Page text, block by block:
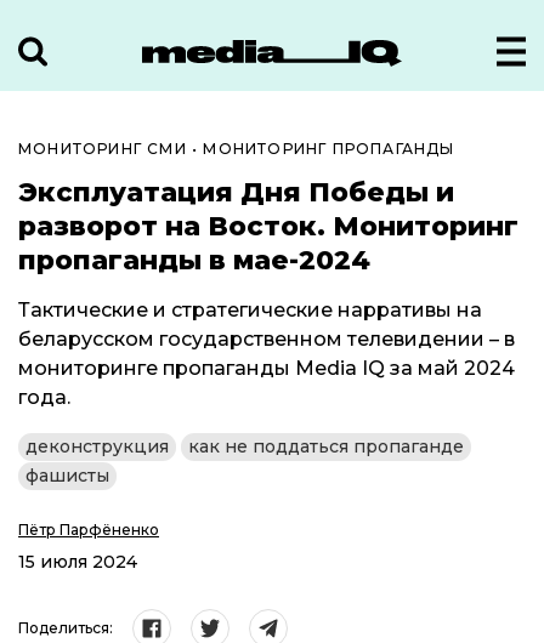
МОНИТОРИНГ СМИ •МОНИТОРИНГ ПРОПАГАНДЫ
Эксплуатация Дня Победы и
разворот на Восток. Мониторинг
пропаганды в мае-2024
Тактические и стратегические нарративы на
беларусском государственном телевидении – в
мониторинге пропаганды Media IQ за май 2024
года.
деконструкция
как не поддаться пропаганде
фашисты
Пётр Парфёненко
15 июля 2024
Поделиться: